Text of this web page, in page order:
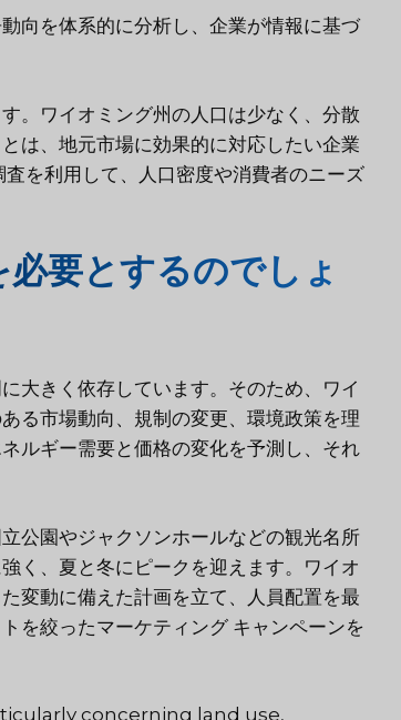
向を体系的に分析し、企業が情報に基づ
。ワイオミング州の人口は少なく、分散
は、地元市場に効果的に対応したい企業
を利用して、人口密度や消費者のニーズ
要とするのでしょ
大きく依存しています。そのため、ワイ
る市場動向、規制の変更、環境政策を理
ルギー需要と価格の変化を予測し、それ
公園やジャクソンホールなどの観光名所
く、夏と冬にピークを迎えます。ワイオ
変動に備えた計画を立て、人員配置を最
を絞ったマーケティング キャンペーンを
concerning land use,